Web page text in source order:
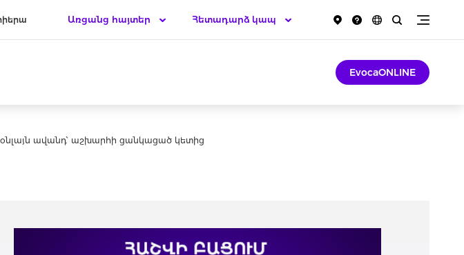
Հետադարձ կապ
Առցանց հայտեր
EvocaONLINE
ավանդ՝ աշխարհի ցանկացած կետից